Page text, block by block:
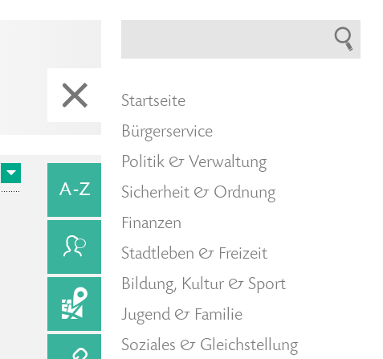
Startseite
Bürgerservice
Politik & Verwaltung
Sicherheit & Ordnung
Finanzen
Stadtleben & Freizeit
Bildung, Kultur & Sport
Jugend & Familie
Soziales & Gleichstellung